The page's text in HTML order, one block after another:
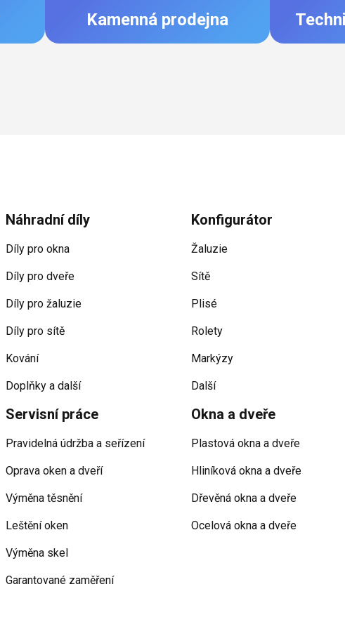
Kamenná prodejna
Náhradní díly
Díly pro okna
Díly pro dveře
Díly pro žaluzie
Díly pro sítě
Kování
Doplňky a další
Servisní práce
Pravidelná údržba a seřízení
Oprava oken a dveří
Výměna těsnění
Leštění oken
Výměna skel
Garantované zaměření
Konfigurátor
Žaluzie
Sítě
Plisé
Rolety
Markýzy
Další
Okna a dveře
Plastová okna a dveře
Hliníková okna a dveře
Dřevěná okna a dveře
Ocelová okna a dveře